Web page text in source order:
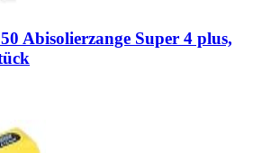
Abisolierzange Super 4 plus,